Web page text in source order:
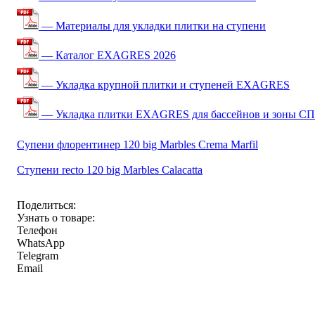
— Материалы для укладки плитки на ступени
— Каталог EXAGRES 2026
— Укладка крупной плитки и ступеней EXAGRES
— Укладка плитки EXAGRES для бассейнов и зоны
Супени флорентинер 120 big Marbles Crema Marfil
Ступени recto 120 big Marbles Calacatta
Поделиться:
Узнать о товаре:
Телефон
WhatsApp
Telegram
Email